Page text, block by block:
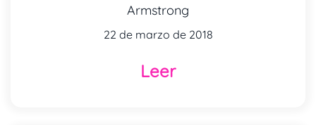
Armstrong
22 de marzo de 2018
Leer